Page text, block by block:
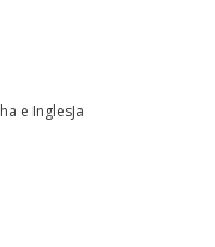
e InglesJa